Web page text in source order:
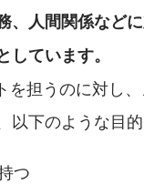
、人間関係など
ています。
を担うのに対し
下のような目的
つ